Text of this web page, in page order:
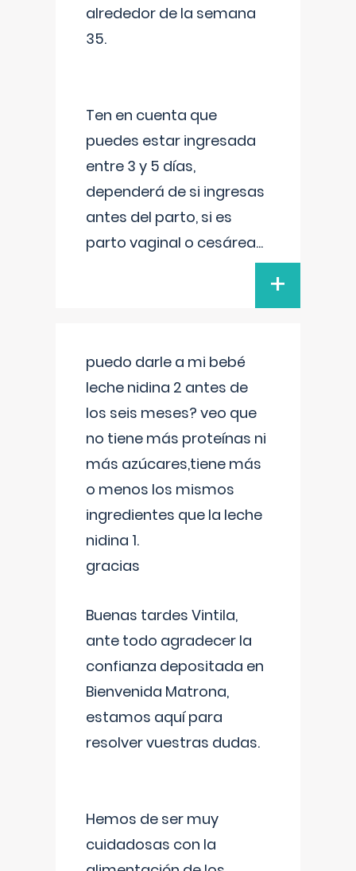
alrededor de la semana
35.
Ten en cuenta que
puedes estar ingresada
entre 3 y 5 días,
dependerá de si ingresas
antes del parto, si es
parto vaginal o cesárea...
+
puedo darle a mi bebé
leche nidina 2 antes de
los seis meses? veo que
no tiene más proteínas ni
más azúcares,tiene más
o menos los mismos
ingredientes que la leche
nidina 1.
gracias
Buenas tardes Vintila,
ante todo agradecer la
confianza depositada en
Bienvenida Matrona,
estamos aquí para
resolver vuestras dudas.
Hemos de ser muy
cuidadosas con la